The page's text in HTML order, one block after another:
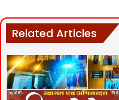
Related Articles